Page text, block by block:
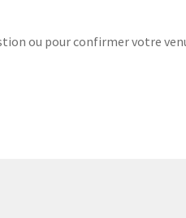
ou pour confirmer votre